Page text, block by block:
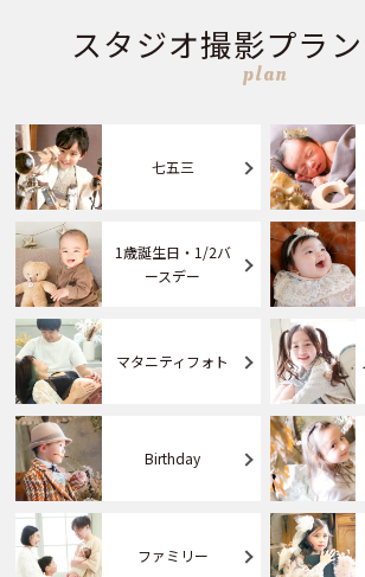
スタジオ撮影プラ
plan
七五三
1歳誕生日・1/2バ
ースデー
マタニティフォト
Birthday
ファミリー